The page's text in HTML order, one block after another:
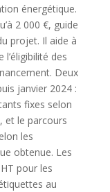
énergétique.
2 000 €, guide
projet. Il aide à
des
Deux
janvier 2024 :
fixes selon
et le parcours
les
obtenue. Les
pour les
au